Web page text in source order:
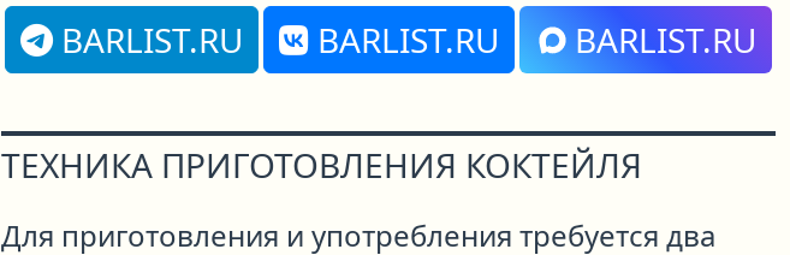
BARLIST.RU
BARLIST.RU BARLIST.RU
ТЕХНИКА ПРИГОТОВЛЕНИЯ КОКТЕЙЛЯ
Для приготовления и употребления требуется два